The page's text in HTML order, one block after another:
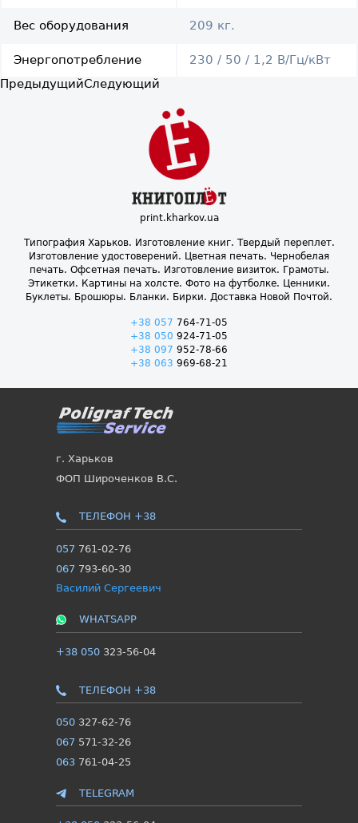
Вес оборудования 209 кг.
Энергопотребление
230 / 50 / 1,2 В/Гц/кВт
ПредыдущийСледующий
print.kharkov.ua
Типография Харьков. Изготовление книг. Твердый переплет.
Изготовление удостоверений. Цветная печать. Чернобелая
печать. Офсетная печать. Изготовление визиток. Грамоты.
Этикетки. Картины на холсте. Фото на футболке. Ценники.
Буклеты. Брошюры. Бланки. Бирки. Доставка Новой Почтой.
+38 057 764-71-05
+38 050 924-71-05
+38 097 952-78-66
+38 063 969-68-21
г. Харьков
ФОП Широченков В.С.
ТЕЛЕФОН +38
057 761-02-76
067 793-60-30
Василий Сергеевич
WHATSAPP
+38 050323-56-04
ТЕЛЕФОН +38
050327-62-76
067 571-32-26
063761-04-25
TELEGRAM